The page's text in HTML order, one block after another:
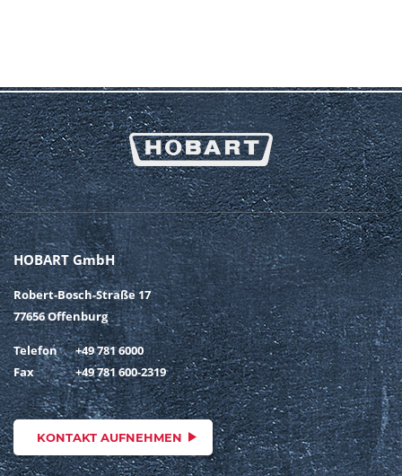
HOBART GmbH
Robert-Bosch-Straße 17
77656 Offenburg
Telefon
+49 781 6000
Fax
+49 781 600-2319
KONTAKT AUFNEHMEN